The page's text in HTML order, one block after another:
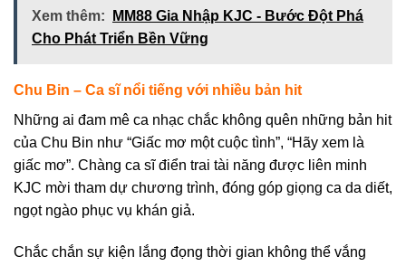
Xem thêm:
MM88 Gia Nhập KJC - Bước Đột Phá
Cho Phát Triển Bền Vững
Chu Bin – Ca sĩ nổi tiếng với nhiều bản hit
Những ai đam mê ca nhạc chắc không quên những bản hit
của Chu Bin như “Giấc mơ một cuộc tình”, “Hãy xem là
giấc mơ”. Chàng ca sĩ điển trai tài năng được liên minh
KJC mời tham dự chương trình, đóng góp giọng ca da diết,
ngọt ngào phục vụ khán giả.
Chắc chắn sự kiện lắng đọng thời gian không thể vắng